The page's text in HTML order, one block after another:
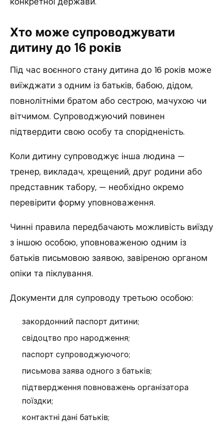
Хто може супроводжувати
дитину до 16 років
Під час воєнного стану дитина до 16 років може
виїжджати з одним із батьків, бабою, дідом,
повнолітніми братом або сестрою, мачухою чи
вітчимом. Супроводжуючий повинен
підтвердити свою особу та спорідненість.
Коли дитину супроводжує інша людина —
тренер, викладач, хрещений, друг родини або
представник табору, — необхідно окремо
перевірити форму уповноваження.
Чинні правила передбачають можливість виїзду
з іншою особою, уповноваженою одним із
батьків письмовою заявою, завіреною органом
опіки та піклування.
Документи для супроводу третьою особою:
закордонний паспорт дитини;
свідоцтво про народження;
паспорт супроводжуючого;
письмова заява одного з батьків;
підтвердження повноважень організатора
поїздки;
контактні дані батьків;